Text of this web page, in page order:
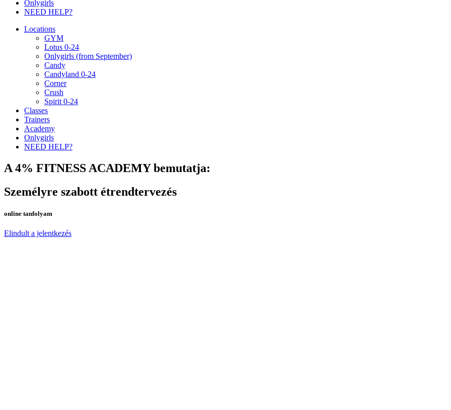
Onlygirls
NEED HELP?
Locations
GYM
Lotus 0-24
Onlygirls (from September)
Candy
Candyland 0-24
Corner
Crush
Spirit 0-24
Classes
Trainers
Academy
Onlygirls
NEED HELP?
A 4% FITNESS ACADEMY bemutatja:
Személyre szabott étrendtervezés
online tanfolyam
Elindult a jelentkezés